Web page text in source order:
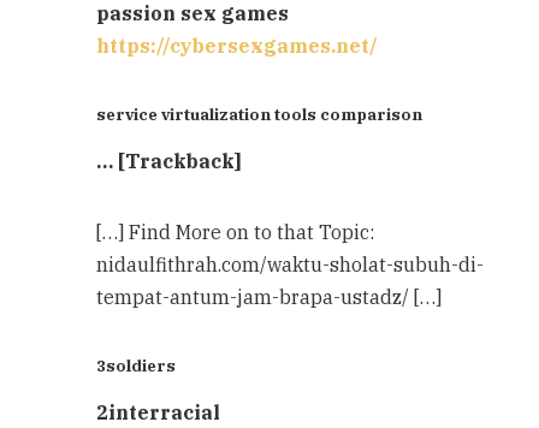
passion sex games
https://cybersexgames.net/
service virtualization tools comparison
… [Trackback]
[…] Find More on to that Topic:
nidaulfithrah.com/waktu-sholat-subuh-di-
tempat-antum-jam-brapa-ustadz/ […]
3soldiers
2interracial